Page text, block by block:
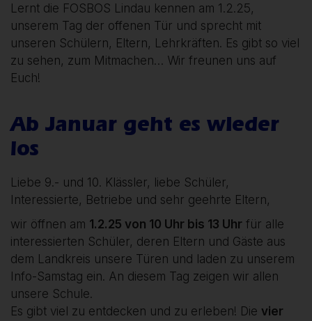
Lernt die FOSBOS Lindau kennen am 1.2.25,
unserem Tag der offenen Tür und sprecht mit
unseren Schülern, Eltern, Lehrkräften. Es gibt so viel
zu sehen, zum Mitmachen… Wir freunen uns auf
Euch!
Ab Januar geht es wieder
los
Liebe 9.- und 10. Klässler, liebe Schüler,
Interessierte, Betriebe und sehr geehrte Eltern,
wir öffnen am 1.2.25 von 10 Uhr bis 13 Uhr für alle
interessierten Schüler, deren Eltern und Gäste aus
dem Landkreis unsere Türen und laden zu unserem
Info-Samstag ein. An diesem Tag zeigen wir allen
unsere Schule.
Es gibt viel zu entdecken und zu erleben! Die vier